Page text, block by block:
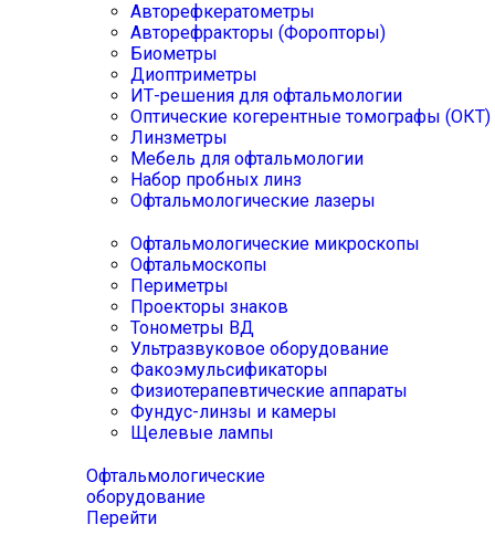
Авторефкератометры
Авторефракторы (Форопторы)
Биометры
Диоптриметры
ИТ-решения для офтальмологии
Оптические когерентные томографы (ОКТ)
Линзметры
Мебель для офтальмологии
Набор пробных линз
Офтальмологические лазеры
Офтальмологические микроскопы
Офтальмоскопы
Периметры
Проекторы знаков
Тонометры ВД
Ультразвуковое оборудование
Факоэмульсификаторы
Физиотерапевтические аппараты
Фундус-линзы и камеры
Щелевые лампы
Офтальмологические
оборудование
Перейти